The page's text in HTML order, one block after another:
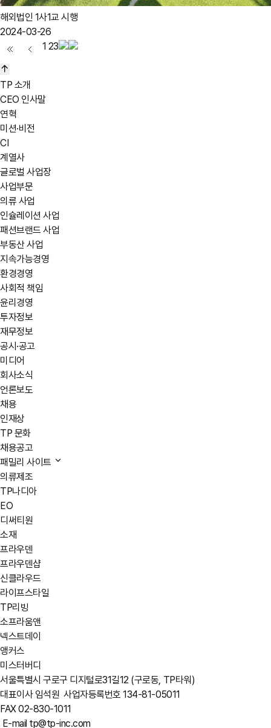
해외법인 1사1교 시행
2024-03-26
1 23
TP 소개
CEO 인사말
연혁
미션·비전
CI
계열사
글로벌 사업장
사업부문
의류 사업
인슐레이션 사업
패션브랜드 사업
부동산 사업
지속가능경영
환경경영
사회적 책임
윤리경영
투자정보
재무정보
공시·공고
미디어
회사소식
언론보도
채용
인재상
TP 문화
채용공고
패밀리 사이트
의류제조
TP나디아
EO
디써티원
소재
프라우덴
프라우덴샵
신클라우드
라이프스타일
TP리빙
소프라움앤
넥스트데이
앵커스
미스터버디
서울특별시 구로구 디지털로31길12 (구로동, TP타워)
대표이사 임석원 사업자등록번호 134-81-05011
FAX 02-830-1011
E-mail tp@tp-inc.com